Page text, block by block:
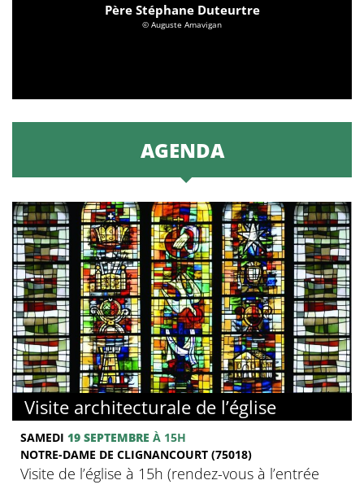
Père Stéphane Duteurtre
© Auguste Amavigan
AGENDA
Visite architecturale de l’église
SAMEDI 19 SEPTEMBRE À 15H
NOTRE-DAME DE CLIGNANCOURT (75018)
Visite de l’église à 15h (rendez-vous à l’entrée